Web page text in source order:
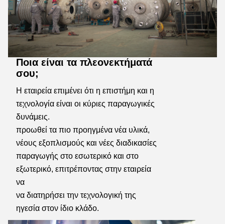
Ποια είναι τα πλεονεκτήματά
σου;
Η εταιρεία επιμένει ότι η επιστήμη και η
τεχνολογία είναι οι κύριες παραγωγικές
δυνάμεις.
προωθεί τα πιο προηγμένα νέα υλικά,
νέους εξοπλισμούς και νέες διαδικασίες
παραγωγής στο εσωτερικό και στο
εξωτερικό, επιτρέποντας στην εταιρεία
να
να διατηρήσει την τεχνολογική της
ηγεσία στον ίδιο κλάδο.